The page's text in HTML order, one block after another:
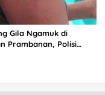
Gila Ngamuk di
Prambanan, Polisi